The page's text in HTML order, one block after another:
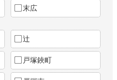
末広
辻
戸塚鋏町